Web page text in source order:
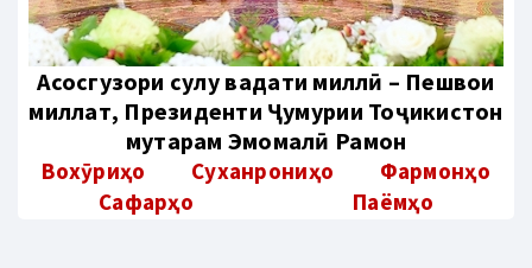
Aсосгузори сулҳу ваҳдати миллӣ – Пешвои
миллат, Президенти Ҷумҳурии Тоҷикистон
муҳтарам Эмомалӣ Раҳмон
Вохӯриҳо Суханрониҳо
Фармонҳо
Сафарҳо
Паёмҳо